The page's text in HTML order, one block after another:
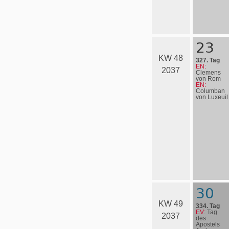
KW 48
2037
23
327. Tag
EN:
Clemens
von Rom
EN:
Columban
von Luxeuil
KW 49
2037
30
334. Tag
EV: Tag
des
Apostels